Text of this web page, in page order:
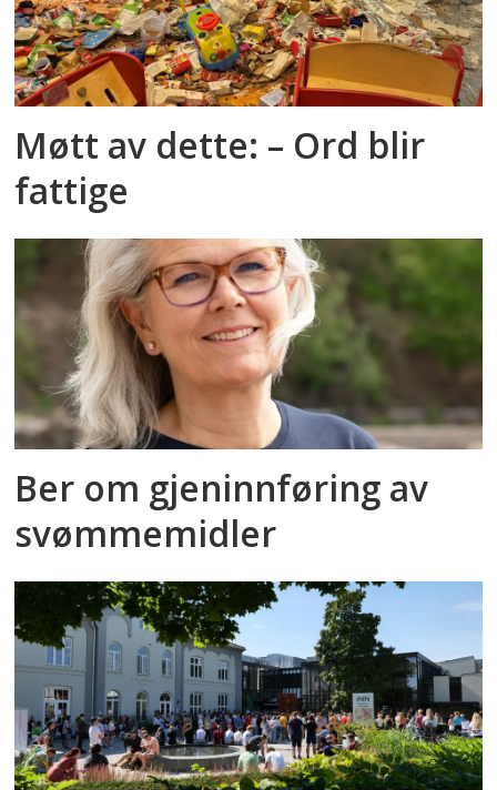
Møtt av dette: – Ord blir
fattige
Ber om gjeninnføring av
svømmemidler